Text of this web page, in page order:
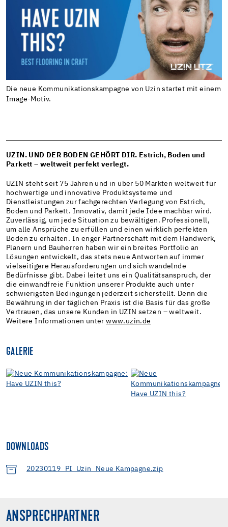
Die neue Kommunikationskampagne von Uzin startet mit einem
Image-Motiv.
UZIN. UND DER BODEN GEHÖRT DIR. Estrich, Boden und
Parkett – weltweit perfekt verlegt.
UZIN steht seit 75 Jahren und in über 50 Märkten weltweit für
hochwertige und innovative Produktsysteme und
Dienstleistungen zur fachgerechten Verlegung von Estrich,
Boden und Parkett. Innovativ, damit jede Idee machbar wird.
Zuverlässig, um jede Situation zu bewältigen. Professionell,
um alle Ansprüche zu erfüllen und einen wirklich perfekten
Boden zu erhalten. In enger Partnerschaft mit dem Handwerk,
Planern und Bauherren haben wir ein breites Portfolio an
Lösungen entwickelt, das stets neue Antworten auf immer
vielseitigere Herausforderungen und sich wandelnde
Bedürfnisse gibt. Dabei leitet uns ein Qualitätsanspruch, der
die einwandfreie Funktion unserer Produkte auch unter
schwierigsten Bedingungen jederzeit sicherstellt. Denn die
Bewährung in der täglichen Praxis ist die Basis für das große
Vertrauen, das unsere Kunden in UZIN setzen – weltweit.
Weitere Informationen unterwww.uzin.de
GALERIE
DOWNLOADS
20230119_PI_Uzin_Neue Kampagne.zip
ANSPRECHPARTNER